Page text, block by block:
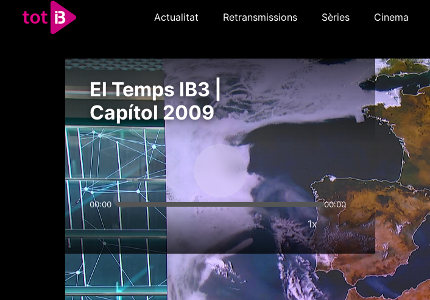
Actualitat Retransmissions Sèries Cinema
El Temps IB3 |
Capítol 2009
00:00 00:00
1x